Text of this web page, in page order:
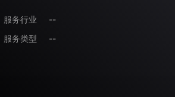
服务行业
--
服务类型
--